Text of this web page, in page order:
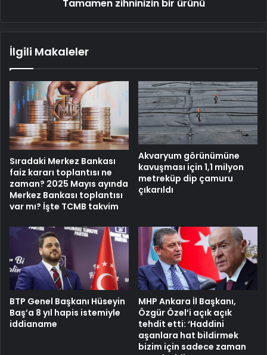
Tamamen zihninizin bir ürünü
İlgili Makaleler
Sıradaki Merkez Bankası
faiz kararı toplantısı ne
zaman? 2025 Mayıs ayında
Merkez Bankası toplantısı
var mı? İşte TCMB takvim
Akvaryum görünümüne
kavuşması için 1,1 milyon
metreküp dip çamuru
çıkarıldı
BTP Genel Başkanı Hüseyin
Baş’a 8 yıl hapis istemiyle
iddianame
MHP Ankara İl Başkanı,
Özgür Özel’i açık açık
tehdit etti: ‘Haddini
aşanlara hat bildirmek
bizim için sadece zaman